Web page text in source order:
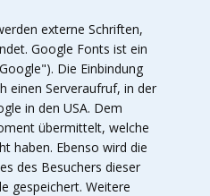
externe Schriften,
Google Fonts ist ein
Die Einbindung
einen Serveraufruf, in der
in den USA. Dem
übermittelt, welche
haben. Ebenso wird die
des Besuchers dieser
gespeichert. Weitere